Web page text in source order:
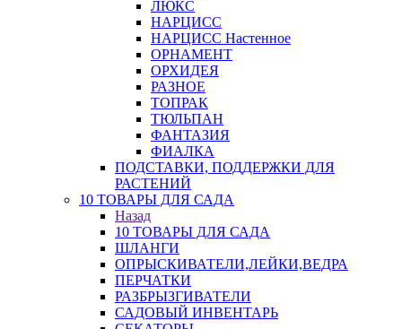
ЛЮКС
НАРЦИСС
НАРЦИСС Настенное
ОРНАМЕНТ
ОРХИДЕЯ
РАЗНОЕ
ТОПРАК
ТЮЛЬПАН
ФАНТАЗИЯ
ФИАЛКА
ПОДСТАВКИ, ПОДДЕРЖКИ ДЛЯ
РАСТЕНИЙ
10 ТОВАРЫ ДЛЯ САДА
Назад
10 ТОВАРЫ ДЛЯ САДА
ШЛАНГИ
ОПРЫСКИВАТЕЛИ,ЛЕЙКИ,ВЕДРА
ПЕРЧАТКИ
РАЗБРЫЗГИВАТЕЛИ
САДОВЫЙ ИНВЕНТАРЬ